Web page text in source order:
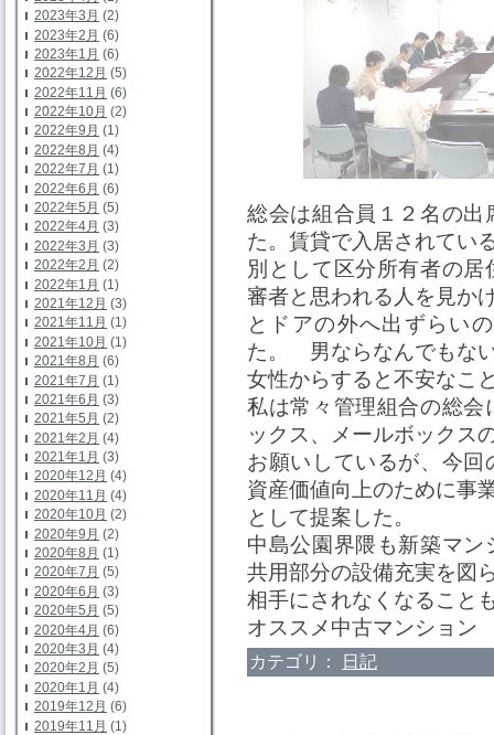
2023年3月 (2)
2023年2月 (6)
2023年1月 (6)
2022年12月 (5)
2022年11月 (6)
2022年10月 (2)
2022年9月 (1)
2022年8月 (4)
2022年7月 (1)
2022年6月 (6)
2022年5月 (5)
2022年4月 (3)
2022年3月 (3)
2022年2月 (2)
2022年1月 (1)
2021年12月 (3)
2021年11月 (1)
2021年10月 (1)
2021年8月 (6)
2021年7月 (1)
2021年6月 (3)
2021年5月 (2)
2021年2月 (4)
2021年1月 (3)
2020年12月 (4)
2020年11月 (4)
2020年10月 (2)
2020年9月 (2)
2020年8月 (1)
2020年7月 (5)
2020年6月 (3)
2020年5月 (5)
2020年4月 (6)
2020年3月 (4)
2020年2月 (5)
2020年1月 (4)
2019年12月 (6)
2019年11月 (1)
総会は組合員１２名の
た。賃貸で入居されてい
別として区分所有者の
審者と思われる人を見か
とドアの外へ出ずらい
た。 男ならなんでもな
女性からすると不安なこ
私は常々管理組合の総
ックス、メールボックス
お願いしているが、今
資産価値向上のために事
として提案した。
中島公園界隈も新築マ
共用部分の設備充実を図
相手にされなくなること
オススメ中古マンショ
カテゴリ： 日記